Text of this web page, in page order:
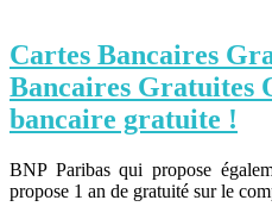
Cartes Bancaires
Bancaires Gratuites
bancaire gratuite !
BNP Paribas qui propose
propose 1 an de gratuité sur le